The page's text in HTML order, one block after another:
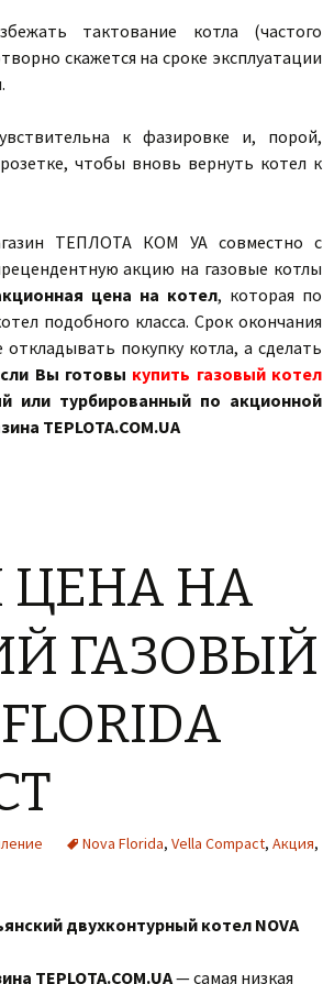
тактование котла (частого
скажется на сроке эксплуатации
к фазировке и, порой,
чтобы вновь вернуть котел к
ТЕПЛОТА КОМ УА совместно с
акцию на газовые котлы
цена на котел, которая по
подобного класса. Срок окончания
покупку котла, а сделать
Вы готовы купить газовый котел
или турбированный по акционной
TEPLOTA.COM.UA
НА
ГАЗОВЫЙ
Nova Florida, Vella Compact, Акция,
двухконтурный котел NOVA
TEPLOTA.COM.UA— cамая низкая